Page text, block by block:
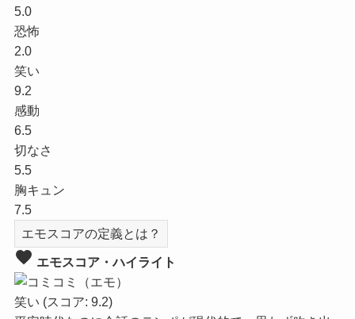
5.0
恐怖
2.0
笑い
9.2
感動
6.5
切なさ
5.5
胸キュン
7.5
エモスコアの定義とは？
favorite エモスコア・ハイライト
笑い (スコア: 9.2)